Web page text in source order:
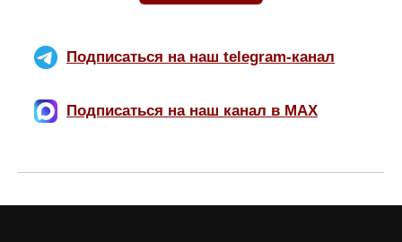
Подписаться на наш telegram-канал
Подписаться на наш канал в МАХ